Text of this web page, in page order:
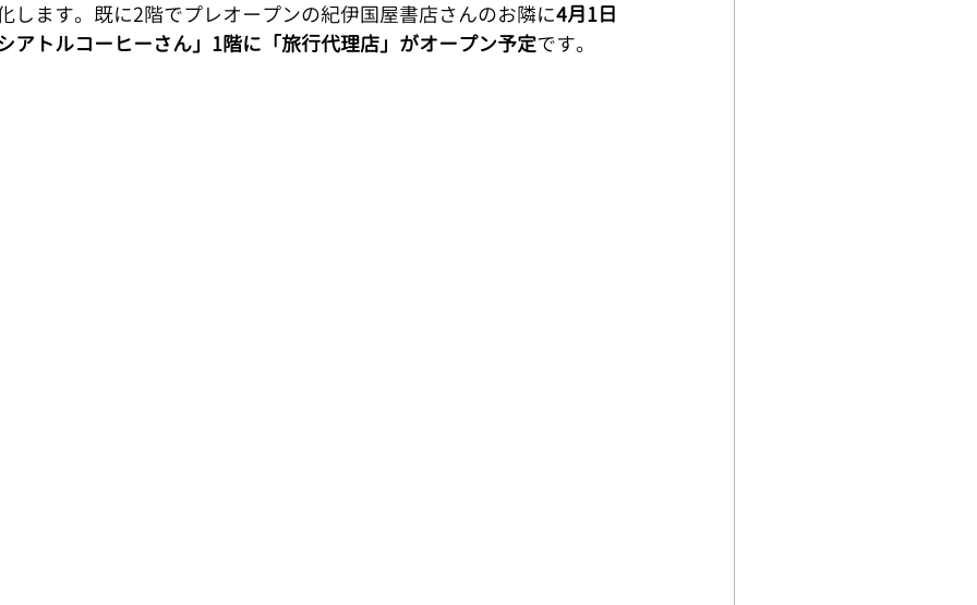
します。既に2階でプレオープンの紀伊国屋書店さんのお隣に4月1日
アトルコーヒーさん」1階に「旅行代理店」がオープン予定です。